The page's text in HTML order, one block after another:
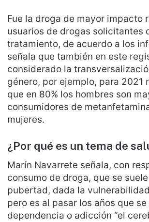
Fue la droga de mayor impacto
usuarios de drogas solicitantes
tratamiento, de acuerdo a los
señala que también en este
considerado la
género, por ejemplo, para 2021
que en 80% los hombres son
consumidores de
mujeres.
¿Por qué es un tema de
Marín Navarrete señala, con
consumo de droga, que se
pubertad, dada la
pero es al pasar los años que
dependencia o adicción “el